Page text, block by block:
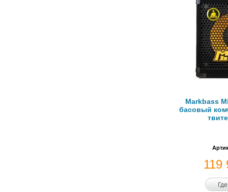
Markbass
басовый
119